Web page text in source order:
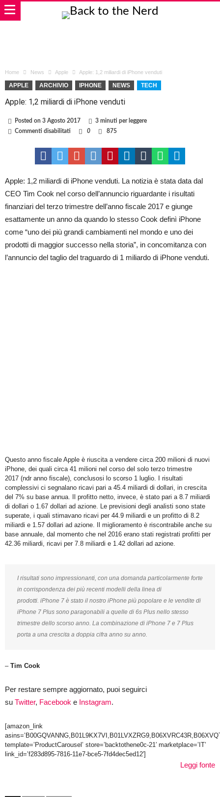
Home News Apple Apple: 1,2 miliardi di iPhone venduti
APPLE ARCHIVIO IPHONE NEWS TECH
Apple: 1,2 miliardi di iPhone venduti
Posted on 3 Agosto 2017
3 minuti per leggere
Commenti disabilitati
miliardi
di
venduti
0 875
Apple: 1,2 miliardi di iPhone venduti. La notizia è stata data dal
CEO Tim Cook nel corso dell’annuncio riguardante i risultati
finanziari del terzo trimestre dell’anno fiscale 2017 e giunge
esattamente un anno da quando lo stesso Cook definì iPhone
come “uno dei più grandi cambiamenti nel mondo e uno dei
prodotti di maggior successo nella storia”, in concomitanza con
l’annuncio del taglio del traguardo di 1 miliardo di iPhone venduti.
Questo anno fiscale Apple è riuscita a vendere circa 200 milioni di nuovi
iPhone, dei quali circa 41 milioni nel corso del solo terzo trimestre
2017 (ndr anno fiscale), conclusosi lo scorso 1 luglio. I risultati
complessivi ci segnalano ricavi pari a 45.4 miliardi di dollari, in crescita
del 7% su base annua. Il profitto netto, invece, è stato pari a 8.7 miliardi
di dollari o 1.67 dollari ad azione. Le previsioni degli analisti sono state
superate, i quali stimavano ricavi per 44.9 miliardi e un profitto di 8.2
miliardi e 1.57 dollari ad azione. Il miglioramento è riscontrabile anche su
base annuale, dal momento che nel 2016 erano stati registrati profitti per
42.36 miliardi, ricavi per 7.8 miliardi e 1.42 dollari ad azione.
I risultati sono impressionanti, con una domanda particolarmente forte
in corrispondenza dei più recenti modelli della linea di
prodotti. iPhone 7 è stato il nostro iPhone più popolare e le vendite di
iPhone 7 Plus sono paragonabili a quelle di 6s Plus nello stesso
trimestre dello scorso anno. La combinazione di iPhone 7 e 7 Plus
porta a una crescita a doppia cifra anno su anno.
– Tim Cook
Per restare sempre aggiornato, puoi seguirci
su Twitter, Facebook e Instagram.
[amazon_link
template=’ProductCarousel’ store=’backtothene0c-21′ marketplace=’IT’
link_id=’f283d895-7816-11e7-bce5-7fd4dec5ed12′]
Leggi fonte